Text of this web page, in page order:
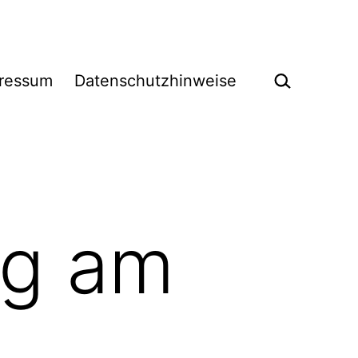
Datenschutzhinweise Suchen …
am